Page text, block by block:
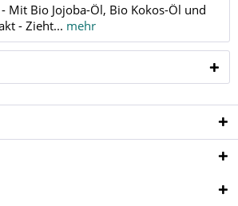
Mit Bio Jojoba-Öl, Bio Kokos-Öl und
- Zieht... mehr